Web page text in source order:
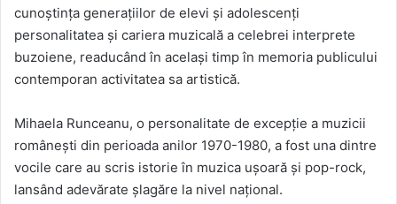
cunoștința generațiilor de elevi și adolescenți
personalitatea și cariera muzicală a celebrei interprete
buzoiene, readucând în același timp în memoria publicului
contemporan activitatea sa artistică.
Mihaela Runceanu, o personalitate de excepție a muzicii
românești din perioada anilor 1970-1980, a fost una dintre
vocile care au scris istorie în muzica ușoară și pop-rock,
lansând adevărate șlagăre la nivel național.